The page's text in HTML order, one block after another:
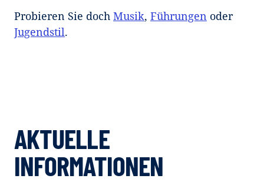
Probieren Sie doch Musik, Führungen oder
Jugendstil.
AKTUELLE
INFORMATIONEN